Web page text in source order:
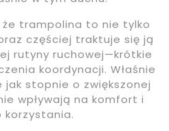
trampolina to nie tylko
częściej traktuje się ją
rutyny ruchowej—krótkie
koordynacji. Właśnie
stopnie o zwiększonej
wpływają na komfort i
korzystania.